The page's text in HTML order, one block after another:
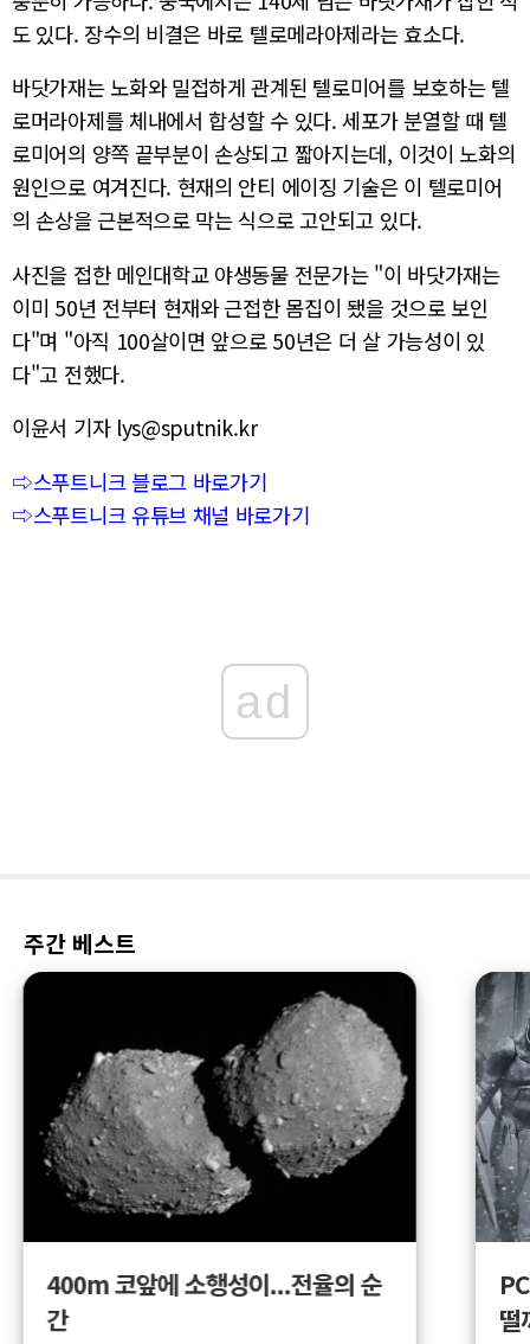
도 있다. 장수의 비결은 바로 텔로메라아제라는 효소다.
바닷가재는 노화와 밀접하게 관계된 텔로미어를 보호하는 텔
로머라아제를 체내에서 합성할 수 있다. 세포가 분열할 때 텔
로미어의 양쪽 끝부분이 손상되고 짧아지는데, 이것이 노화의
원인으로 여겨진다. 현재의 안티 에이징 기술은 이 텔로미어
의 손상을 근본적으로 막는 식으로 고안되고 있다.
사진을 접한 메인대학교 야생동물 전문가는 "이 바닷가재는
이미 50년 전부터 현재와 근접한 몸집이 됐을 것으로 보인
다"며 "아직 100살이면 앞으로 50년은 더 살 가능성이 있
다"고 전했다.
이윤서 기자 lys@sputnik.kr
⇨스푸트니크 블로그 바로가기
⇨스푸트니크 유튜브 채널 바로가기
ad
주간 베스트
400m 코앞에 소행성이...전율의 순
간
떨